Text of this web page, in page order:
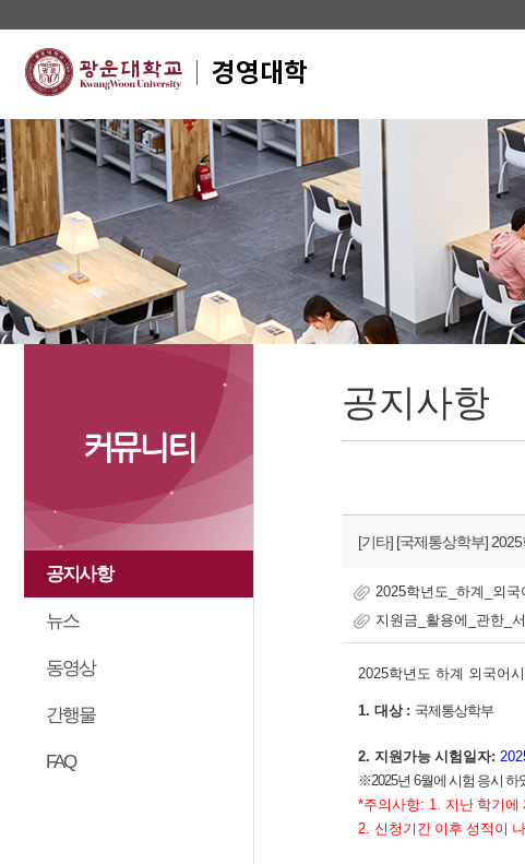
커뮤니티
공지사항
뉴스
동영상
간행물
FAQ
공지사항
[기타] [국제통상학부]
2025학년도_하계_외
지원금_활용에_관한_
2025학년도 하계 외국어
1. 대상 : 국제통상학부
2. 지원가능 시험일자:
※2025년 6월에 시험 응시 하
*주의사항: 1. 지난 학기에
2. 신청기간 이후 성적이